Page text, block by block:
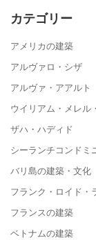
カテゴリー
アメリカの建築
アルヴァロ・シザ
アルヴァ・アアルト
ウイリアム・メレル
ザハ・ハディド
シーランチコンドミ
バリ島の建築・文化
フランク・ロイド・
フランスの建築
ベトナムの建築